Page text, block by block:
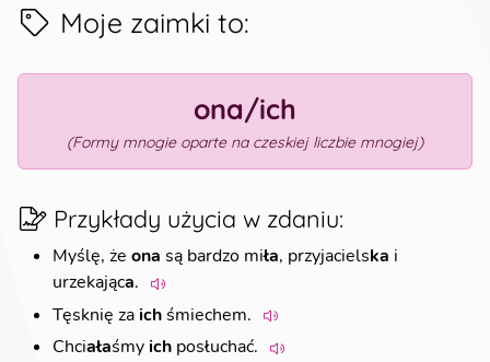
Moje zaimki to:
ona/ich
(Formy mnogie oparte na czeskiej liczbie mnogiej)
Przykłady użycia w zdaniu:
Myślę, że ona są bardzo miła, przyjacielska i
urzekająca.
Tęsknię za ich śmiechem.
Chciałaśmy ich posłuchać.